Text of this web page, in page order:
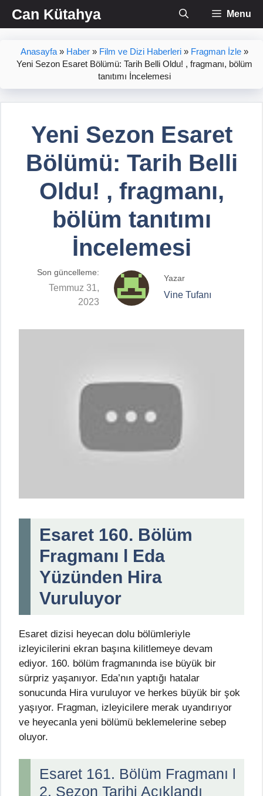
İçeriğe
atlaCan Kütahya Menu
Anasayfa » Haber » Film ve Dizi Haberleri » Fragman İzle »
Yeni Sezon Esaret Bölümü: Tarih Belli Oldu! , fragmanı, bölüm
tanıtımı İncelemesi
Yeni Sezon Esaret
Bölümü: Tarih Belli
Oldu! , fragmanı,
bölüm tanıtımı
İncelemesi
Son güncelleme:
Temmuz 31,
2023
Yazar
Vine Tufanı
Esaret 160. Bölüm
Fragmanı l Eda
Yüzünden Hira
Vuruluyor
Esaret dizisi heyecan dolu bölümleriyle
izleyicilerini ekran başına kilitlemeye devam
ediyor. 160. bölüm fragmanında ise büyük bir
sürpriz yaşanıyor. Eda’nın yaptığı hatalar
sonucunda Hira vuruluyor ve herkes büyük bir şok
yaşıyor. Fragman, izleyicilere merak uyandırıyor
ve heyecanla yeni bölümü beklemelerine sebep
oluyor.
Esaret 161. Bölüm Fragmanı l
2. Sezon Tarihi Açıklandı